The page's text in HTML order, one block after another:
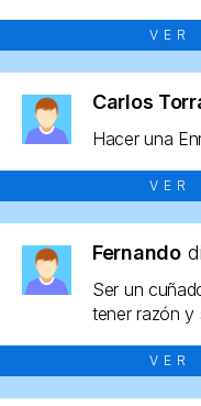
VER
Carlos
Hacer una
VER
Fernando
Ser un
tener razón y
VER